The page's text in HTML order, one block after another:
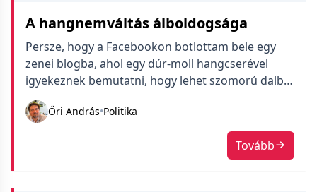
A hangnemváltás álboldogsága
Persze, hogy a Facebookon botlottam bele egy
zenei blogba, ahol egy dúr-moll hangcserével
igyekeznek bemutatni, hogy lehet szomorú dalból
vidámat játszani.
Őri András•Politika
Tovább